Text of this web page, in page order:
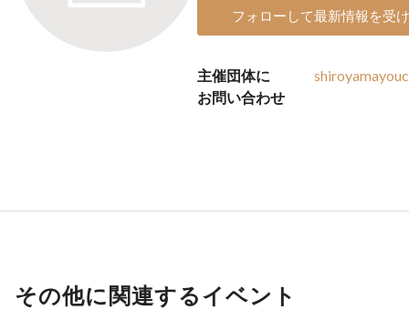
フォローして最新情報を受
主催団体に
お問い合わせ
その他に関連するイベント